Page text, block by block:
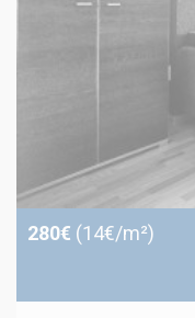
280€ (14€/m²)